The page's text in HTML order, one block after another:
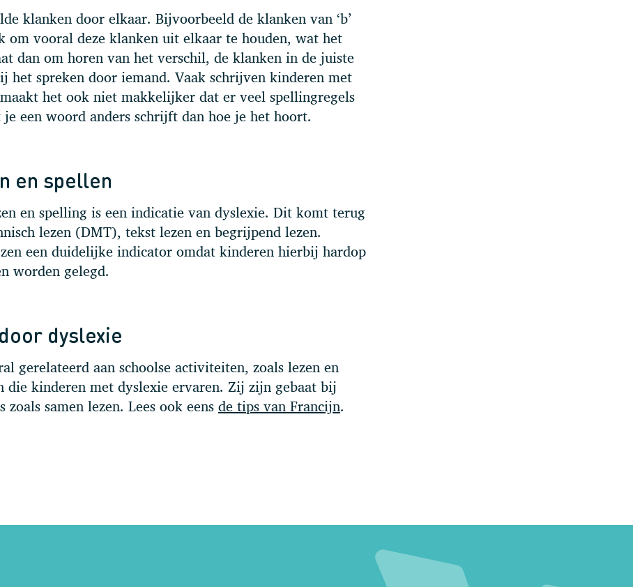
klanken door elkaar. Bijvoorbeeld de klanken van ‘b’
om vooral deze klanken uit elkaar te houden, wat het
dan om horen van het verschil, de klanken in de juiste
het spreken door iemand. Vaak schrijven kinderen met
het ook niet makkelijker dat er veel spellingregels
een woord anders schrijft dan hoe je het hoort.
en spellen
en spelling is een indicatie van dyslexie. Dit komt terug
lezen (DMT), tekst lezen en begrijpend lezen.
een duidelijke indicator omdat kinderen hierbij hardop
worden gelegd.
dyslexie
gerelateerd aan schoolse activiteiten, zoals lezen en
kinderen met dyslexie ervaren. Zij zijn gebaat bij
samen lezen. Lees ook eensde tips van Francijn.